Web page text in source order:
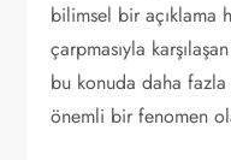
bilimsel bir açıklama
çarpmasıyla
bu konuda daha fazla
önemli bir fenomen